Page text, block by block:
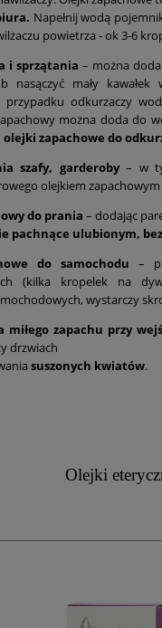
Napełnij wodą
powietrza - ok 3-6
i sprzątania – można
nasączyć mały
przypadku odkurzaczy
można doda do
olejki zapachowe do
szafy, garderoby– w
olejkiem zapachowym
do prania – dodając
pachnące ulubionym,
do samochodu–
(kilka kropelek na
wystarczy
miłego zapachu przy
drzwiach
suszonych kwiatów.
Olejki